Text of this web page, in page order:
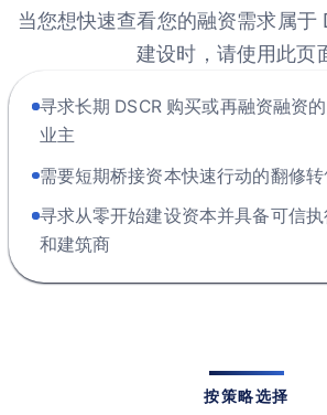
当您想快速查看您的融资需求属于
建设时，请使用此页
寻求长期 DSCR 购买或再融资融资
业主
需要短期桥接资本快速行动的翻修转
寻求从零开始建设资本并具备可信
和建筑商
按策略选择